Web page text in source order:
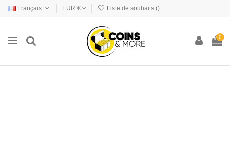
Français EUR € Liste de souhaits ()
0